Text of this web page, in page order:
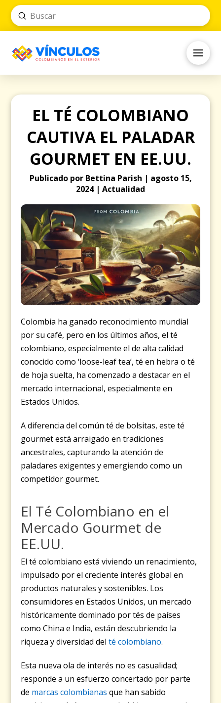
Search
Submit
EL TÉ COLOMBIANO
CAUTIVA EL PALADAR
GOURMET EN EE.UU.
Publicado por Bettina Parish | agosto 15,
2024 | Actualidad
Colombia ha ganado reconocimiento mundial
por su café, pero en los últimos años, el té
colombiano, especialmente el de alta calidad
conocido como ‘loose-leaf tea’, té en hebra o té
de hoja suelta, ha comenzado a destacar en el
mercado internacional, especialmente en
Estados Unidos.
A diferencia del común té de bolsitas, este té
gourmet está arraigado en tradiciones
ancestrales, capturando la atención de
paladares exigentes y emergiendo como un
competidor gourmet.
El Té Colombiano en el
Mercado Gourmet de
EE.UU.
El té colombiano está viviendo un renacimiento,
impulsado por el creciente interés global en
productos naturales y sostenibles. Los
consumidores en Estados Unidos, un mercado
históricamente dominado por tés de países
como China e India, están descubriendo la
riqueza y diversidad delté colombiano.
Esta nueva ola de interés no es casualidad;
responde a un esfuerzo concertado por parte
de marcas colombianas que han sabido